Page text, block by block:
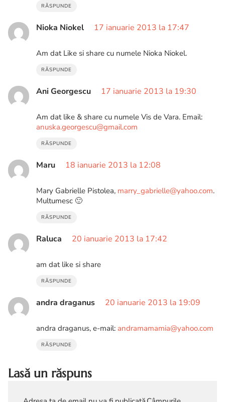
RĂSPUNDE
Nioka Niokel 17 ianuarie 2013 la 17:47
Am dat Like si share cu numele Nioka Niokel.
RĂSPUNDE
Ani Georgescu 17 ianuarie 2013 la 19:30
Am dat like & share cu numele Vis de Vara. Email:
anuska.georgescu@gmail.com
RĂSPUNDE
Maru 18 ianuarie 2013 la 12:08
Mary Gabrielle Pistolea, marry_gabrielle@yahoo.com.
Multumesc 🙂
RĂSPUNDE
Raluca 20 ianuarie 2013 la 17:42
am dat like si share
RĂSPUNDE
andra draganus 20 ianuarie 2013 la 19:09
andra draganus, e-mail: andramamamia@yahoo.com
RĂSPUNDE
Lasă un răspuns